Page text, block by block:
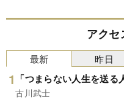
アク
最新
「つまらない人生を送
古川武士
昨日